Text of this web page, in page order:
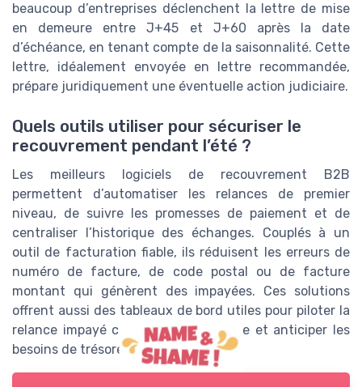
beaucoup d’entreprises déclenchent la lettre de mise
en demeure entre J+45 et J+60 après la date
d’échéance, en tenant compte de la saisonnalité. Cette
lettre, idéalement envoyée en lettre recommandée,
prépare juridiquement une éventuelle action judiciaire.
Quels outils utiliser pour sécuriser le
recouvrement pendant l’été ?
Les meilleurs logiciels de recouvrement B2B
permettent d’automatiser les relances de premier
niveau, de suivre les promesses de paiement et de
centraliser l’historique des échanges. Couplés à un
outil de facturation fiable, ils réduisent les erreurs de
numéro de facture, de code postal ou de facture
montant qui génèrent des impayées. Ces solutions
offrent aussi des tableaux de bord utiles pour piloter la
relance impayé congés été entreprise et anticiper les
besoins de trésorerie.